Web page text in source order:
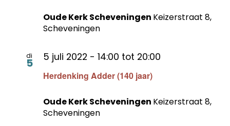
Oude Kerk Scheveningen Keizerstraat 8,
Scheveningen
di
5
Herdenking Adder (140 jaar)
5 juli 2022 - 14:00 tot 20:00
Oude Kerk Scheveningen Keizerstraat 8,
Scheveningen